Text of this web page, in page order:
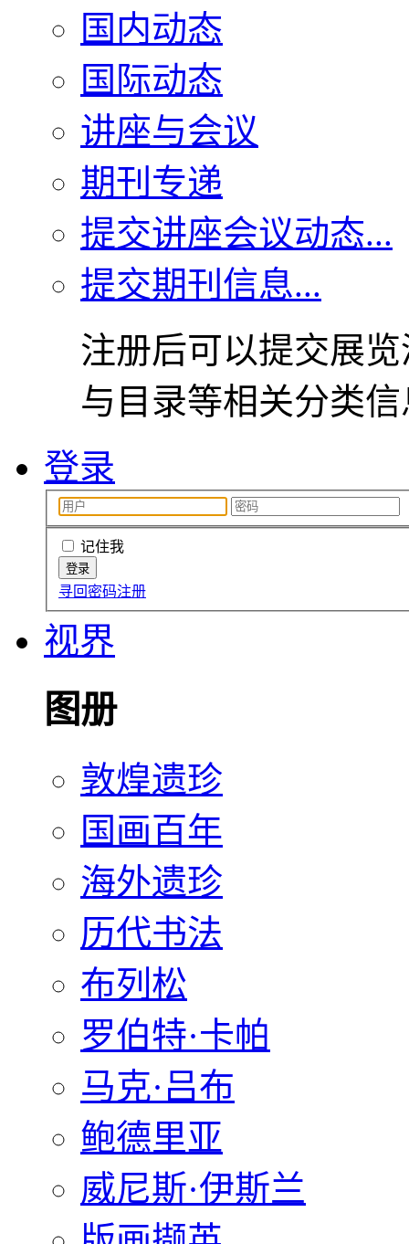
国内动态
国际动态
讲座与会议
期刊专递
提交讲座会议动态...
提交期刊信息...
注册后可以提交展
与目录等相关分类
登录
记住我
寻回密码注册
视界
图册
敦煌遗珍
国画百年
海外遗珍
历代书法
布列松
罗伯特·卡帕
马克·吕布
鲍德里亚
威尼斯·伊斯兰